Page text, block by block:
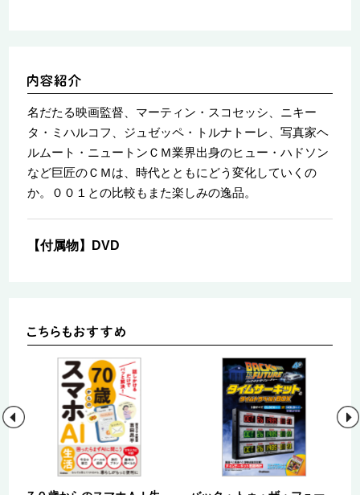
名だたる映画監督、マーティン・スコセッシ、ニキー
タ・ミハルコフ、ジュゼッペ・トルナトーレ、写真家ヘ
ルムート・ニュートンＣＭ業界出身のヒュー・ハドソン
など巨匠のＣＭは、時代とともにどう変化していくの
か。００１との比較もまた楽しみの逸品。
【付属物】DVD